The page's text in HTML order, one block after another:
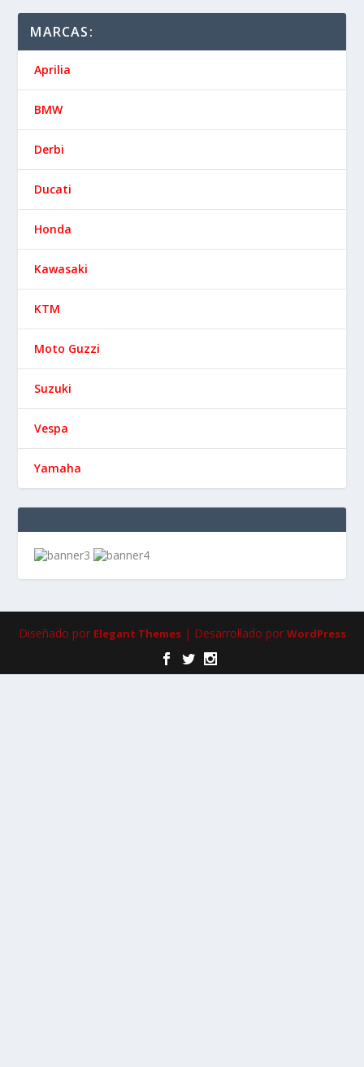
MARCAS:
Aprilia
BMW
Derbi
Ducati
Honda
Kawasaki
KTM
Moto Guzzi
Suzuki
Vespa
Yamaha
Diseñado por Elegant Themes| Desarrollado por WordPress